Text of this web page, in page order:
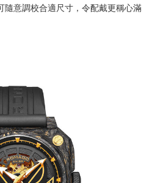
隨意調校合適尺寸，令配戴更稱心滿